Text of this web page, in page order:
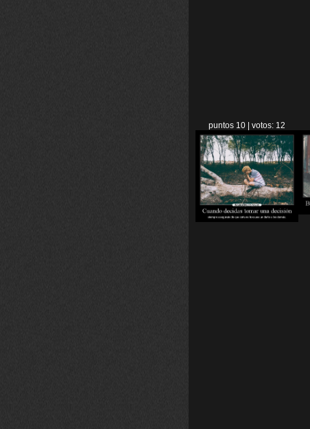
puntos 10 | votos: 12